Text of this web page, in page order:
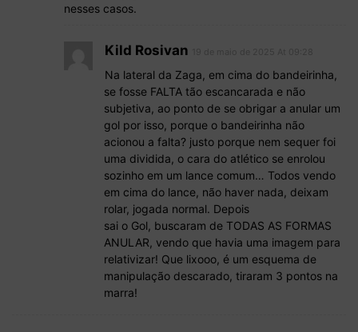
nesses casos.
Kild Rosivan
Na lateral da Zaga, em cima do bandeirinha,
se fosse FALTA tão escancarada e não
subjetiva, ao ponto de se obrigar a anular um
gol por isso, porque o bandeirinha não
acionou a falta? justo porque nem sequer foi
uma dividida, o cara do atlético se enrolou
sozinho em um lance comum… Todos vendo
em cima do lance, não haver nada, deixam
rolar, jogada normal. Depois
sai o Gol, buscaram de TODAS AS FORMAS
ANULAR, vendo que havia uma imagem para
relativizar! Que lixooo, é um esquema de
manipulação descarado, tiraram 3 pontos na
marra!